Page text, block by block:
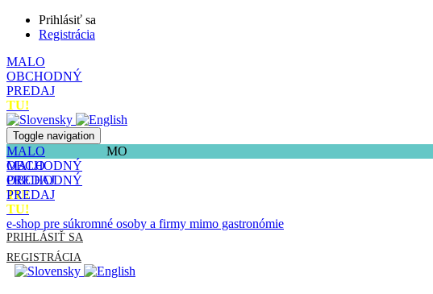
Prihlásiť sa
Registrácia
MALO
OBCHODNÝ
PREDAJ
TU!
Toggle navigation
MALO
OBCHODNÝ
PREDAJ
TU!
MO
MALO
OBCHODNÝ
PREDAJ
TU!
e-shop pre súkromné osoby a firmy mimo gastronómie
PRIHLÁSIŤ SA
REGISTRÁCIA